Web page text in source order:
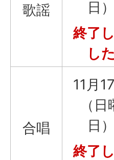
歌謡
日）
終了
した
合唱
11月
（日
日）
終了